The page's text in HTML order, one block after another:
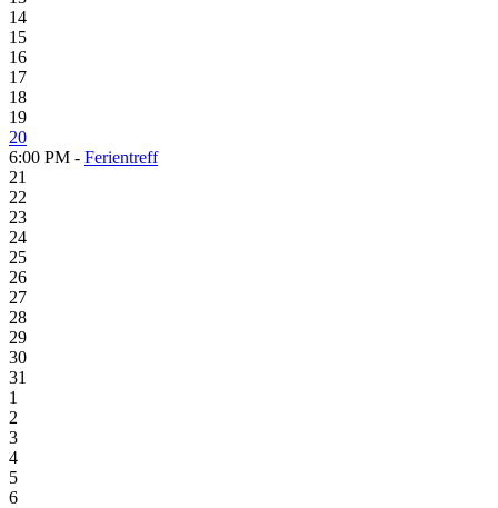
14
15
16
17
18
19
20
6:00 PM - Ferientreff
21
22
23
24
25
26
27
28
29
30
31
1
2
3
4
5
6